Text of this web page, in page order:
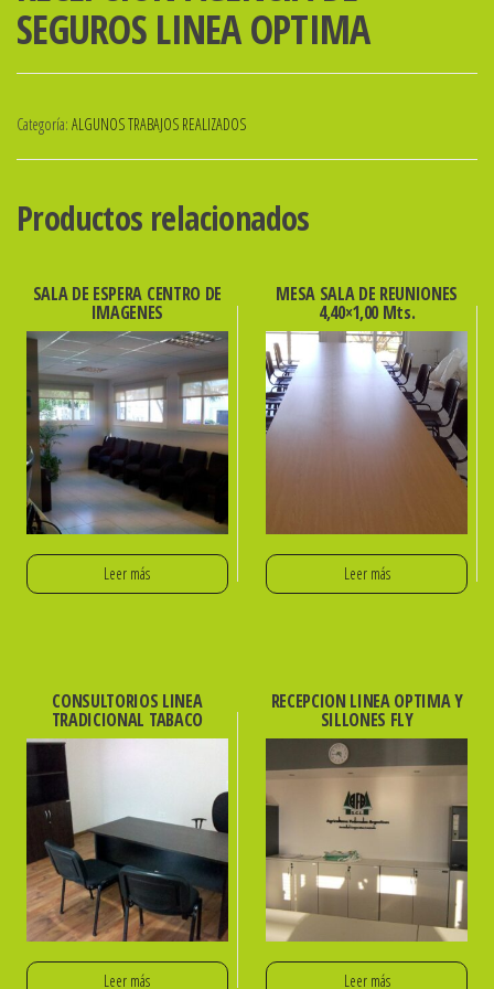
SEGUROS LINEA OPTIMA
Categoría: ALGUNOS TRABAJOS REALIZADOS
Productos relacionados
SALA DE ESPERA CENTRO DE
IMAGENES
Leer más
MESA SALA DE REUNIONES
4,40×1,00 Mts.
Leer más
CONSULTORIOS LINEA
TRADICIONAL TABACO
Leer más
RECEPCION LINEA OPTIMA Y
SILLONES FLY
Leer más